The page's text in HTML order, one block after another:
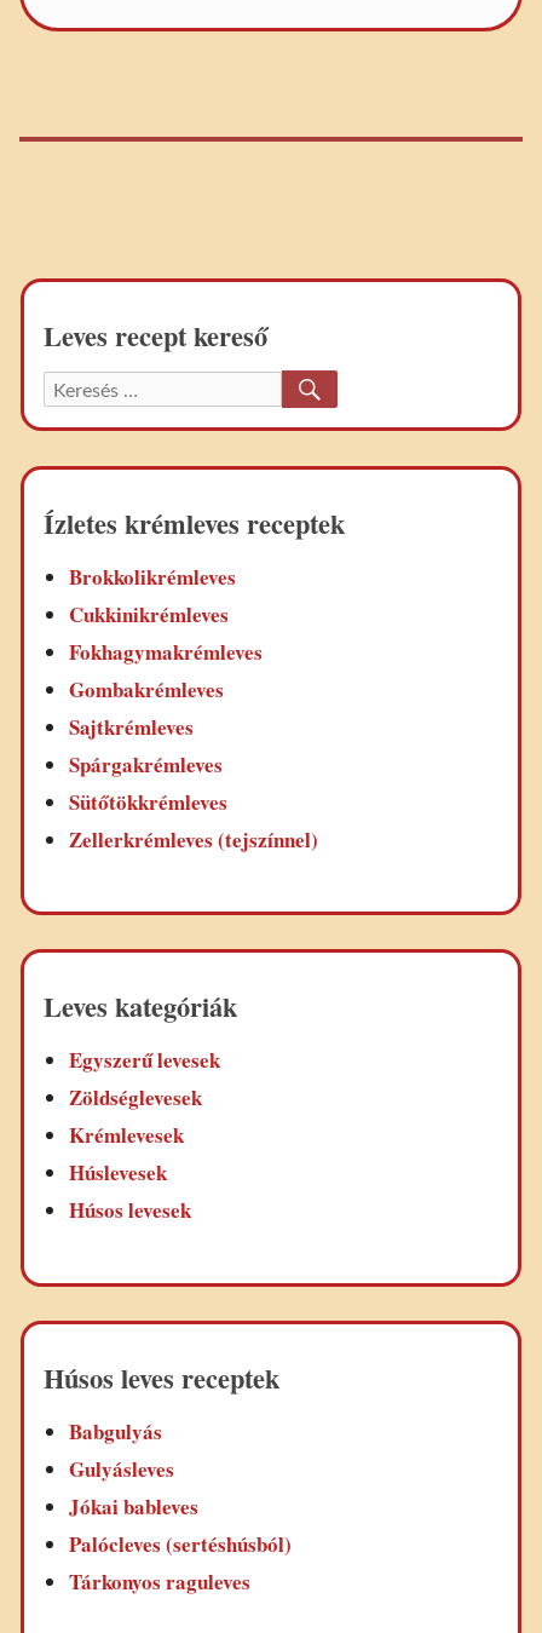
Leves recept kereső
Keresett
recept:
Ízletes krémleves receptek
Brokkolikrémleves
Cukkinikrémleves
Fokhagymakrémleves
Gombakrémleves
Sajtkrémleves
Spárgakrémleves
Sütőtökkrémleves
Zellerkrémleves (tejszínnel)
Leves kategóriák
Egyszerű levesek
Zöldséglevesek
Krémlevesek
Húslevesek
Húsos levesek
Húsos leves receptek
Babgulyás
Gulyásleves
Jókai bableves
Palócleves (sertéshúsból)
Tárkonyos raguleves